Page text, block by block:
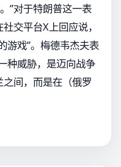
”对于特朗普这一表
交平台X上回应说，
游戏”。梅德韦杰夫表
种威胁，是迈向战争
间，而是在（俄罗